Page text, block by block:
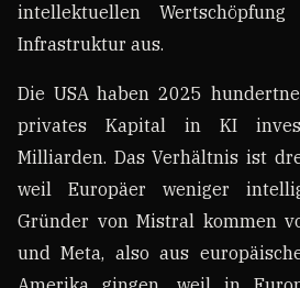
intellektuellen
Infrastruktur aus.
Die USA haben 2025
privates Kapital in KI
Milliarden. Das Verhältnis ist
weil Europäer weniger
Gründer von Mistral kommen
und Meta, also aus